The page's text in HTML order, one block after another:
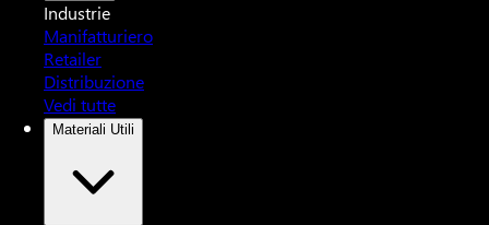
Industrie
Manifatturiero
Retailer
Distribuzione
Vedi tutte
Materiali Utili